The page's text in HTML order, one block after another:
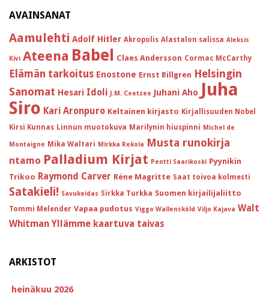
AVAINSANAT
Aamulehti Adolf Hitler Akropolis Alastalon salissa Aleksis
Kivi Ateena Babel Claes Andersson Cormac McCarthy
Elämän tarkoitus Enostone Ernst Billgren Helsingin
Sanomat Hesari Idoli J.M. Coetzee Juhani Aho Juha
Siro Kari Aronpuro Keltainen kirjasto Kirjallisuuden Nobel
Kirsi Kunnas Linnun muotokuva Marilynin hiuspinni Michel de
Montaigne Mika Waltari Mirkka Rekola Musta runokirja
ntamo Palladium Kirjat Pentti Saarikoski Pyynikin
Trikoo Raymond Carver Réne Magritte Saat toivoa kolmesti
Satakieli! Savukeidas Sirkka Turkka Suomen kirjailijaliitto
Tommi Melender Vapaa pudotus Viggo Wallensköld Viljo Kajava Walt
Whitman Yllämme kaartuva taivas
ARKISTOT
heinäkuu 2026